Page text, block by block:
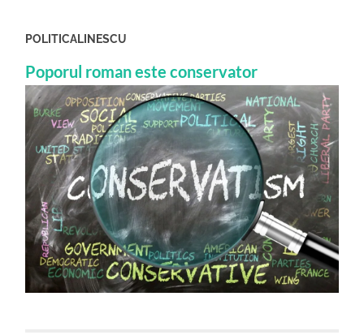
POLITICALINESCU
Poporul roman este conservator